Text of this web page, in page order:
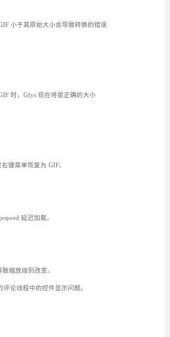
小于其原始大小会导致转换的错误
时，Gfys 现在将是正确的大小
键菜单恢复为 GIF。
延迟加载。
缩放级别改变。
论线程中的控件显示问题。